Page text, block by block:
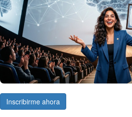
Inscribirme ahora